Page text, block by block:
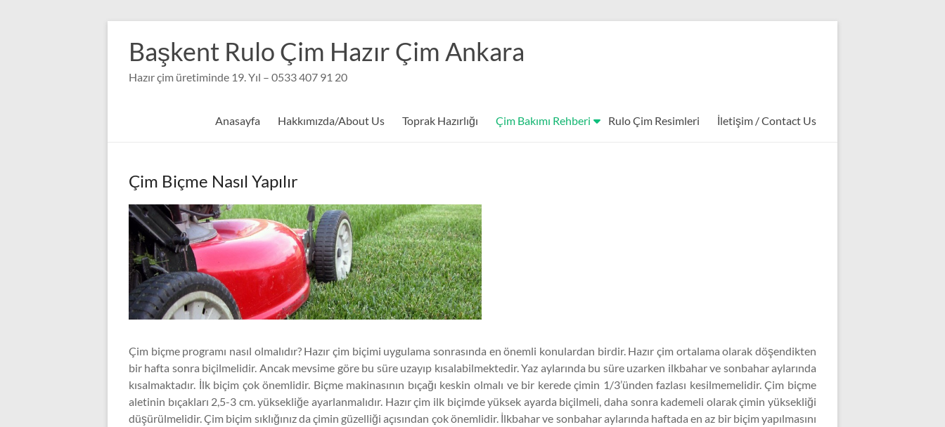
contentBaşkent Rulo Çim Hazır Çim Ankara
Hazır çim üretiminde 19. Yıl – 0533 407 91 20
Anasayfa Hakkımızda/About Us Toprak Hazırlığı Çim Bakımı Rehberi Rulo Çim Resimleri İletişim / Contact Us
Çim Biçme Nasıl Yapılır
Çim biçme programı nasıl olmalıdır? Hazır çim biçimi uygulama sonrasında en önemli konulardan birdir. Hazır çim ortalama olarak döşendikten
bir hafta sonra biçilmelidir. Ancak mevsime göre bu süre uzayıp kısalabilmektedir. Yaz aylarında bu süre uzarken ilkbahar ve sonbahar aylarında
kısalmaktadır. İlk biçim çok önemlidir. Biçme makinasının bıçağı keskin olmalı ve bir kerede çimin 1/3’ünden fazlası kesilmemelidir. Çim biçme
aletinin bıçakları 2,5-3 cm. yüksekliğe ayarlanmalıdır. Hazır çim ilk biçimde yüksek ayarda biçilmeli, daha sonra kademeli olarak çimin yüksekliği
düşürülmelidir. Çim biçim sıklığınız da çimin güzelliği açısından çok önemlidir. İlkbahar ve sonbahar aylarında haftada en az bir biçim yapılmasını